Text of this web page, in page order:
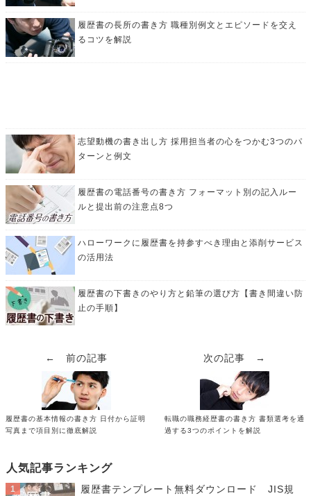
履歴書の長所の書き方 職種別例文とエピソードを交え
るコツを解説
志望動機の書き出し方 採用担当者の心をつかむ3つのパ
ターンと例文
履歴書の電話番号の書き方 フォーマット別の記入ルー
ルと提出前の注意点8つ
ハローワークに履歴書を持参すべき理由と添削サービス
の活用法
履歴書の下書きのやり方と鉛筆の選び方【書き間違い防
止の手順】
← 前の記事
履歴書の基本情報の書き方 日付から証明
写真まで項目別に徹底解説
次の記事 →
転職の職務経歴書の書き方 書類選考を通
過する3つのポイントを解説
人気記事ランキング
履歴書テンプレート無料ダウンロード JIS規